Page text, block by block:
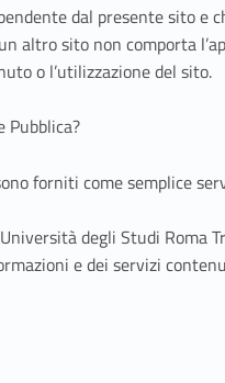
dal presente sito
altro sito non comporta
o l’utilizzazione del sito.
Pubblica?
forniti come semplice
degli Studi
e dei servizi